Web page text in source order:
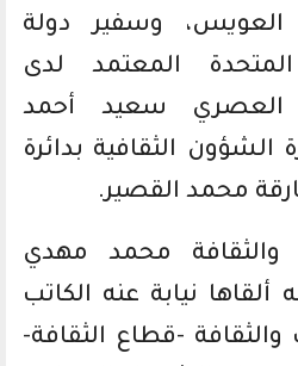
العويس، وسفير دولة
المتحدة المعتمد لدى
العصري سعيد أحمد
الشؤون الثقافية بدائرة
محمد القصير.
والثقافة محمد مهدي
نيابة عنه الكاتب
والثقافة -قطاع الثقافة-